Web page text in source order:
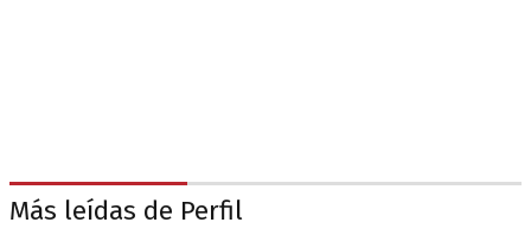
Más leídas de Perfil